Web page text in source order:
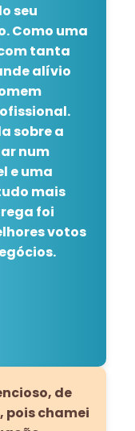
seu
Como uma
tanta
alívio
sobre a
num
e uma
mais
foi
votos
de
chamei